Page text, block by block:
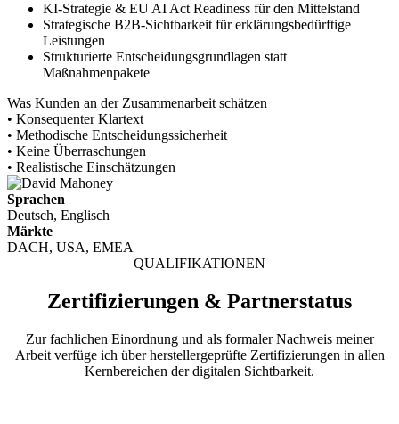
KI-Strategie & EU AI Act Readiness für den Mittelstand
Strategische B2B-Sichtbarkeit für erklärungsbedürftige
Leistungen
Strukturierte Entscheidungsgrundlagen statt
Maßnahmenpakete
Was Kunden an der Zusammenarbeit schätzen
• Konsequenter Klartext
• Methodische Entscheidungssicherheit
• Keine Überraschungen
• Realistische Einschätzungen
Sprachen
Deutsch, Englisch
Märkte
DACH, USA, EMEA
QUALIFIKATIONEN
Zertifizierungen & Partnerstatus
Zur fachlichen Einordnung und als formaler Nachweis meiner
Arbeit verfüge ich über herstellergeprüfte Zertifizierungen in allen
Kernbereichen der digitalen Sichtbarkeit.